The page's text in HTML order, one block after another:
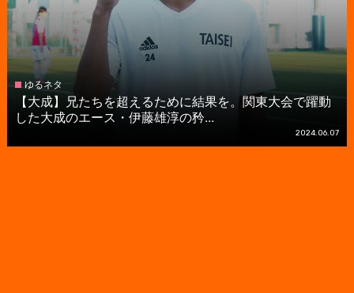
ゆるネタ
【大成】兄たちを超えるために結果を。関東大会で躍動
した大成のエース・伊藤雄淳の矜...
2024.06.07